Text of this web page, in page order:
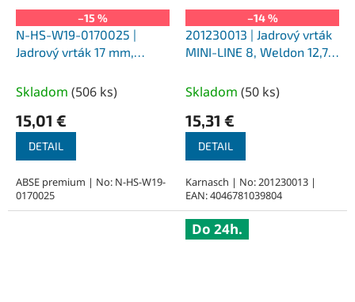
–15 %
N-HS-W19-0170025 |
Jadrový vrták 17 mm,
upnutie Weldon 19
Skladom (506 ks)
15,01 €
DETAIL
ABSE premium | No: N-HS-W19-
0170025
–14 %
201230013 | Jadrový vrták
MINI-LINE 8, Weldon 12,7,
Skladom (50 ks)
15,31 €
DETAIL
Karnasch | No: 201230013 |
EAN: 4046781039804
Do 24h.